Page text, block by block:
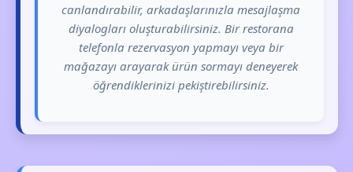
canlandırabilir, arkadaşlarınızla mesajlaşma
diyalogları oluşturabilirsiniz. Bir restorana
telefonla rezervasyon yapmayı veya bir
mağazayı arayarak ürün sormayı deneyerek
öğrendiklerinizi pekiştirebilirsiniz.